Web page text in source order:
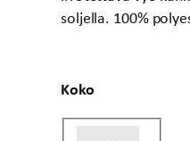
soljella. 100%
Koko